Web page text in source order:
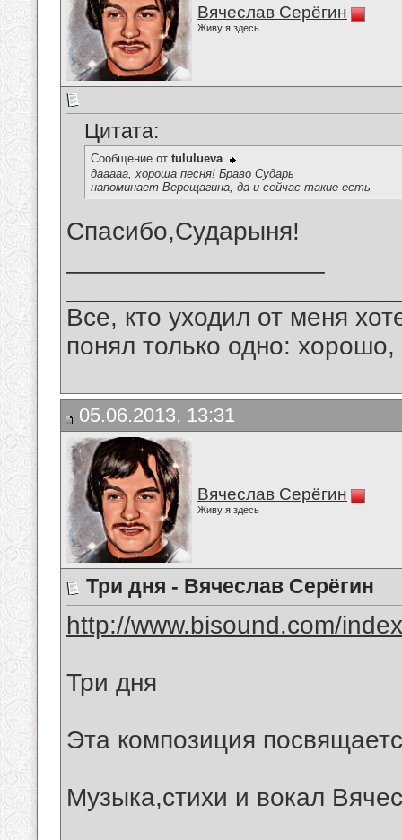
Вячеслав Серёгин
Живу я здесь
Цитата:
Сообщение от tululueva
дааааа, хороша песня! Браво Сударь
напоминает Верещагина, да и сейчас такие есть
Спасибо,Сударыня!
Все, кто уходил от меня
понял только одно:
05.06.2013, 13:31
Вячеслав Серёгин
Живу я здесь
Три дня - Вячеслав Серёгин
http://www.bisound.com/
Три дня
Эта композиция
Музыка,стихи и вокал